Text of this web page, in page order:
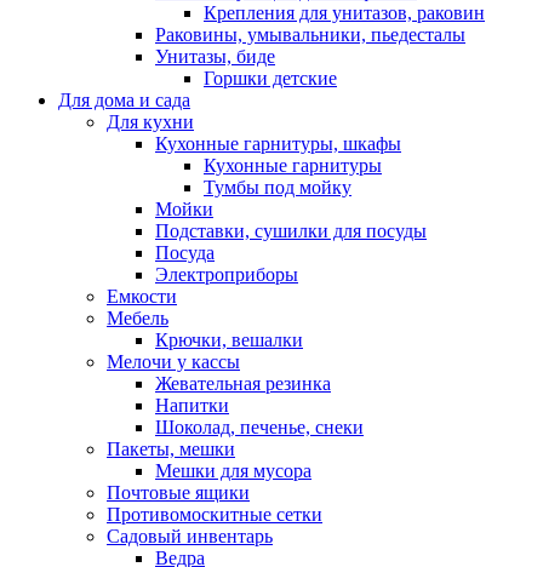
Крепления для унитазов, раковин
Раковины, умывальники, пьедесталы
Унитазы, биде
Горшки детские
Для дома и сада
Для кухни
Кухонные гарнитуры, шкафы
Кухонные гарнитуры
Тумбы под мойку
Мойки
Подставки, сушилки для посуды
Посуда
Электроприборы
Емкости
Мебель
Крючки, вешалки
Мелочи у кассы
Жевательная резинка
Напитки
Шоколад, печенье, снеки
Пакеты, мешки
Мешки для мусора
Почтовые ящики
Противомоскитные сетки
Садовый инвентарь
Ведра